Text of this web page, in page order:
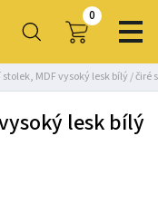
0
MDF vysoký lesk bílý / čiré
lesk bílý